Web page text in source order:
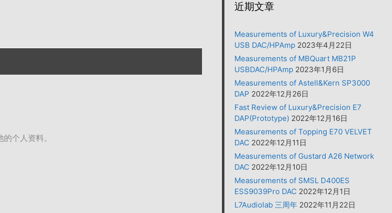
个人资料。
近期文章
Measurements of Luxury&Precision W4
USB DAC/HPAmp 2023年4月22日
Measurements of MBQuart MB21P
USBDAC/HPAmp 2023年1月6日
Measurements of Astell&Kern SP3000
DAP 2022年12月26日
Fast Review of Luxury&Precision E7
DAP(Prototype) 2022年12月16日
Measurements of Topping E70 VELVET
DAC 2022年12月11日
Measurements of Gustard A26 Network
DAC 2022年12月10日
Measurements of SMSL D400ES
ESS9039Pro DAC 2022年12月1日
L7Audiolab 三周年 2022年11月22日